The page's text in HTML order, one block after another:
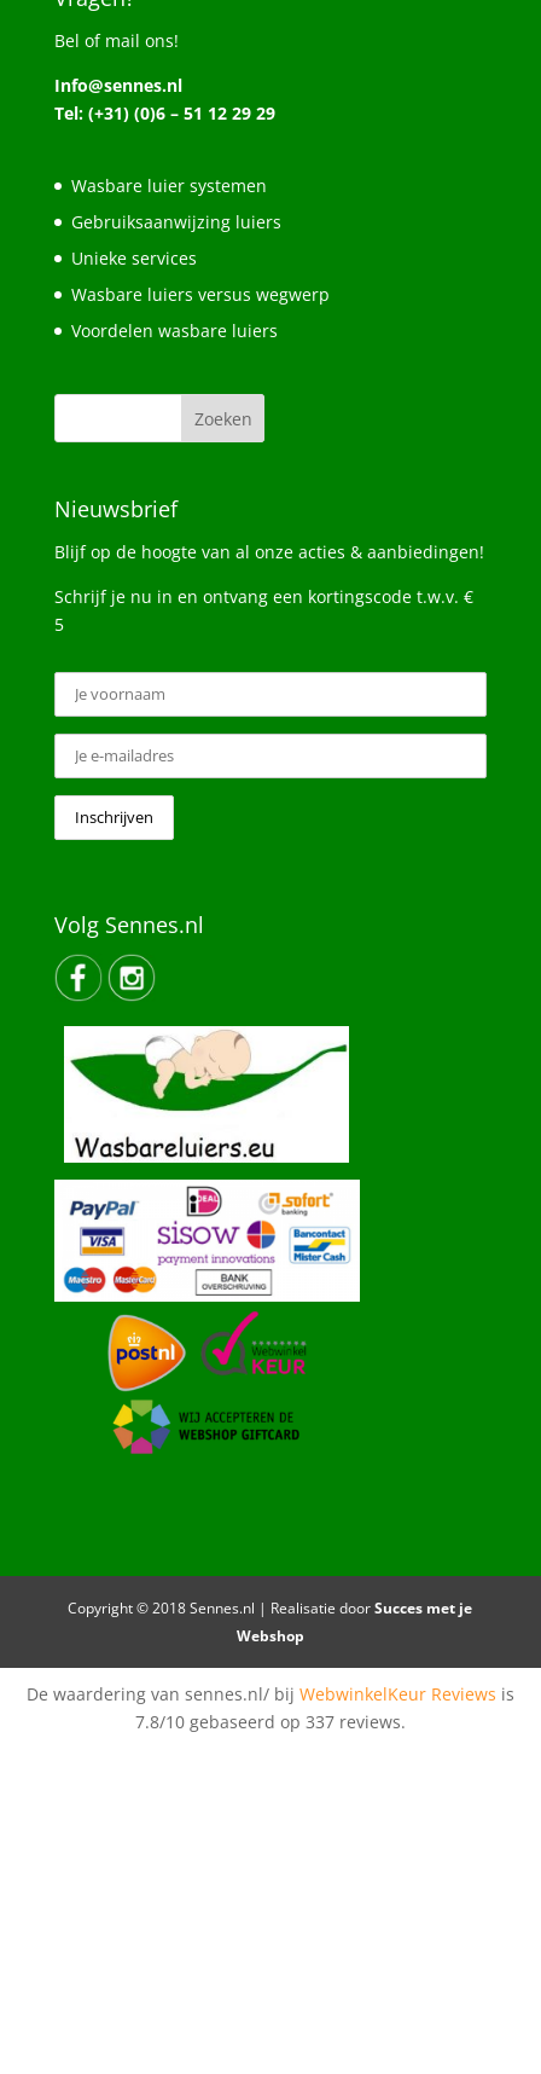
Bel of mail ons!
Info@sennes.nl
Tel: (+31) (0)6 – 51 12 29 29
Wasbare luier systemen
Gebruiksaanwijzing luiers
Unieke services
Wasbare luiers versus wegwerp
Voordelen wasbare luiers
Nieuwsbrief
Blijf op de hoogte van al onze acties & aanbiedingen!
Schrijf je nu in en ontvang een kortingscode t.w.v. €
5
Volg Sennes.nl
Copyright © 2018 Sennes.nl | Realisatie doorSucces met je
Webshop
De waardering van sennes.nl/ bij WebwinkelKeur Reviews is
7.8/10 gebaseerd op 337 reviews.